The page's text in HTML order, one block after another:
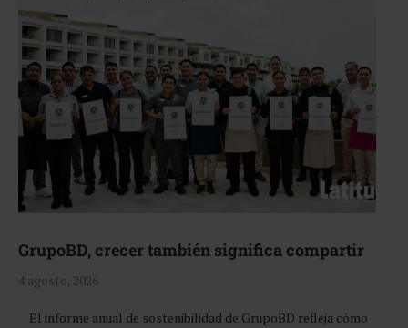
GrupoBD, crecer también significa compartir
4 agosto, 2026
El informe anual de sostenibilidad de GrupoBD refleja cómo